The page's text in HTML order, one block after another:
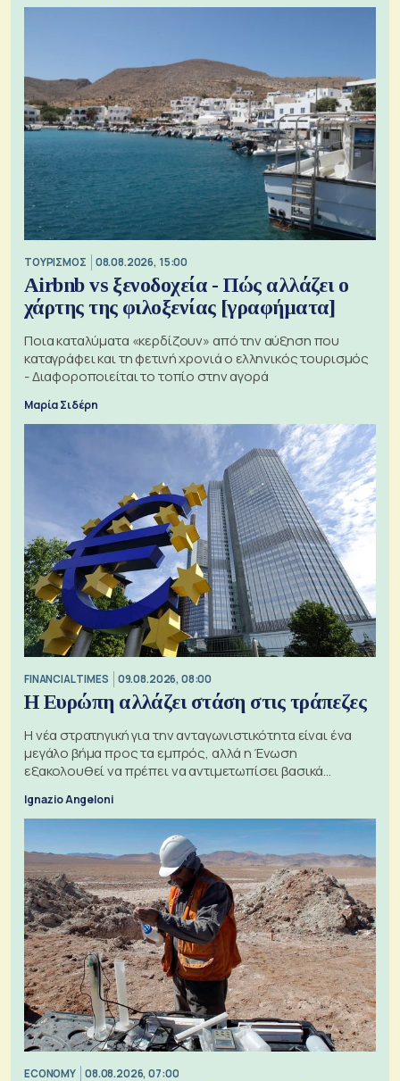
ΤΟΥΡΙΣΜΟΣ 08.08.2026, 15:00
Airbnb vs ξενοδοχεία - Πώς αλλάζει ο
χάρτης της φιλοξενίας [γραφήματα]
Ποια καταλύματα «κερδίζουν» από την αύξηση που
καταγράφει και τη φετινή χρονιά ο ελληνικός τουρισμός
- Διαφοροποιείται το τοπίο στην αγορά
Μαρία Σιδέρη
FINANCIAL TIMES 09.08.2026, 08:00
Η Ευρώπη αλλάζει στάση στις τράπεζες
Η νέα στρατηγική για την ανταγωνιστικότητα είναι ένα
μεγάλο βήμα προς τα εμπρός, αλλά η Ένωση
εξακολουθεί να πρέπει να αντιμετωπίσει βασικά
Ignazio Angeloni
ECONOMY 08.08.2026, 07:00